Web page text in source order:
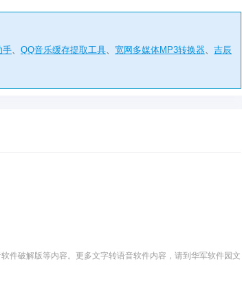
手、 QQ音乐缓存提取工具、 宽网多媒体MP3转换器、 吉辰
件破解版等内容。更多文字转语音软件内容，请到华军软件园文